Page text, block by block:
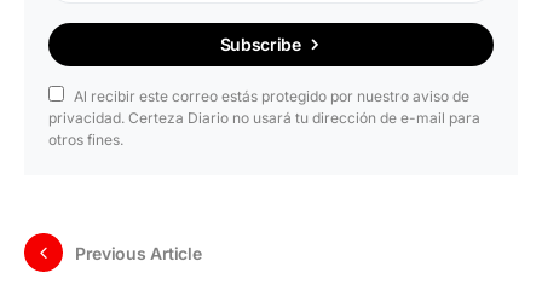
Subscribe
Al recibir este correo estás protegido por nuestro aviso de
privacidad. Certeza Diario no usará tu dirección de e-mail para
otros fines.
Previous Article